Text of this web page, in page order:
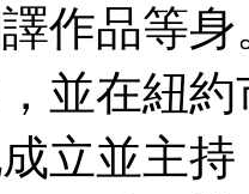
作品等
並在紐
立並主